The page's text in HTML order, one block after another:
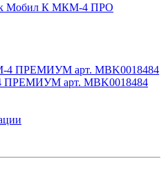
Мобил К МКМ-4 ПРО
арт. MBK0018484